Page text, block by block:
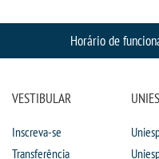
Horário de
VESTIBULAR
Inscreva-se
Transferência